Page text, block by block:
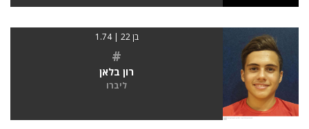
בן 22 | 1.74
#
רון בלאן
ליברו